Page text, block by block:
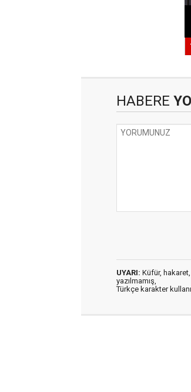
HABERE
UYARI: Küfür,
yazılmamış,
Türkçe karakter